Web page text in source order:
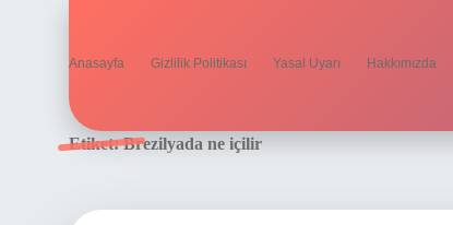
Anasayfa Gizlilik Politikası Yasal Uyarı Hakkımızda
Etiket:Brezilyada ne içilir